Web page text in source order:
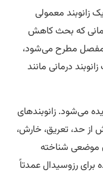
معمولی
که بحث کاهش
مطرح می‌شود،
درمانی مانند
زانوبندهای
تعریق، خارش،
شناخته
عمدتاً